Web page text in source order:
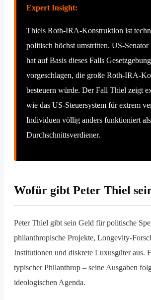
Expert Insight:
Thiels Roth-IRA-Konstruktion ist
politisch höchst umstritten. US-
hat auf Basis dieses Falls Gesetzgebung
vorgeschlagen, die große Roth-IRA-
besteuern würde. Der Fall Thiel zeigt
wie das US-Steuersystem für extrem
Individuen völlig anders funktioniert
Durchschnittsverdiener.
Wofür gibt Peter Thiel
Peter Thiel gibt sein Geld für politische
philanthropische Projekte, Longevity-
Institutionen und diskrete Luxusgüter aus.
typischer Philanthrop – seine Ausgaben
ideologischen Agenda.